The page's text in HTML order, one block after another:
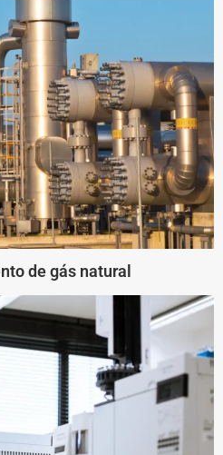
de gás natural